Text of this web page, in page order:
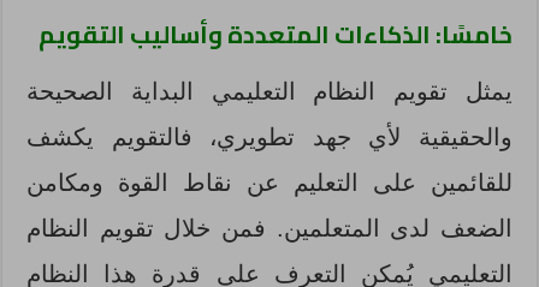
خامسًا: الذكاءات المتعددة وأساليب التقويم
يمثل تقويم النظام التعليمي البداية الصحيحة
والحقيقية لأي جهد تطويري، فالتقويم يكشف
للقائمين على التعليم عن نقاط القوة ومكامن
الضعف لدى المتعلمين. فمن خلال تقويم النظام
التعليمي يُمكن التعرف على قدرة هذا النظام